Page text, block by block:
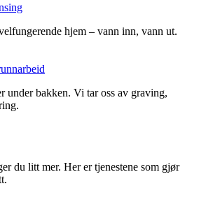
hjem – vann inn, vann ut.
under bakken. Vi tar oss av graving,
du litt mer. Her er tjenestene som gjør